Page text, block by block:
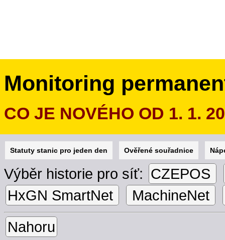
Monitoring
CO JE NOVÉHO OD 1. 1.
Statuty stanic pro jeden den Ověřené souřadnice
Výběr historie pro síť: CZEPOS
HxGN SmartNet
MachineNet
Nahoru